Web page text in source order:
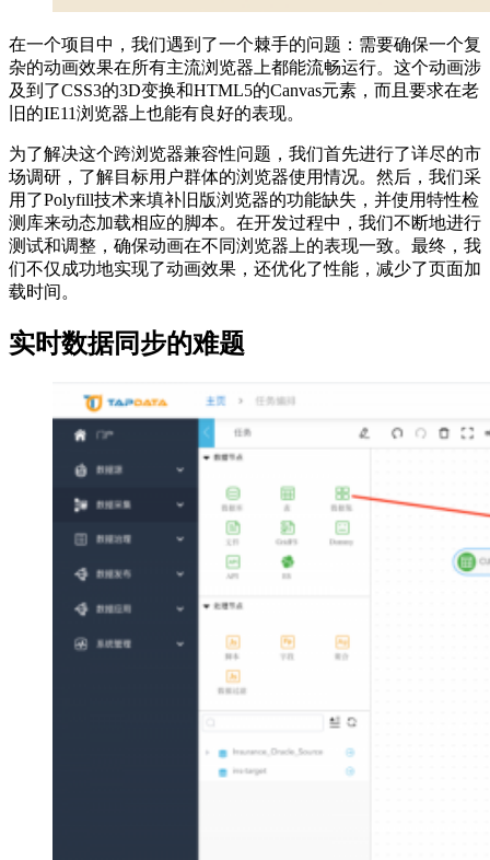
在一个项目中，我们遇到了一个棘手的问题：需要确保一个复
杂的动画效果在所有主流浏览器上都能流畅运行。这个动画涉
及到了CSS3的3D变换和HTML5的Canvas元素，而且要求在老
旧的IE11浏览器上也能有良好的表现。
为了解决这个跨浏览器兼容性问题，我们首先进行了详尽的市
场调研，了解目标用户群体的浏览器使用情况。然后，我们采
用了Polyfill技术来填补旧版浏览器的功能缺失，并使用特性检
测库来动态加载相应的脚本。在开发过程中，我们不断地进行
测试和调整，确保动画在不同浏览器上的表现一致。最终，我
们不仅成功地实现了动画效果，还优化了性能，减少了页面加
载时间。
实时数据同步的难题